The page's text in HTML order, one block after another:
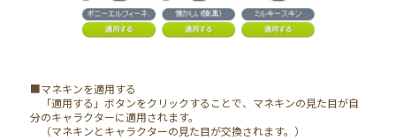
■マネキンを適用する
「適用する」ボタンをクリックすることで、マネキンの見た目が自
分のキャラクターに適用されます。
（マネキンとキャラクターの見た目が交換されます。）